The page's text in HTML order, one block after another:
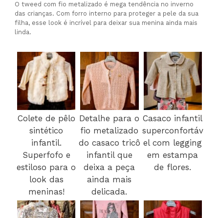
O tweed com fio metalizado é mega tendência no inverno
das crianças. Com forro interno para proteger a pele da sua
filha, esse look é incrível para deixar sua menina ainda mais
linda.
Colete de pêlo
sintético
infantil.
Superfofo e
estiloso para o
look das
meninas!
Detalhe para o
fio metalizado
do casaco tricô
infantil que
deixa a peça
ainda mais
delicada.
Casaco infantil
superconfortáv
el com legging
em estampa
de flores.